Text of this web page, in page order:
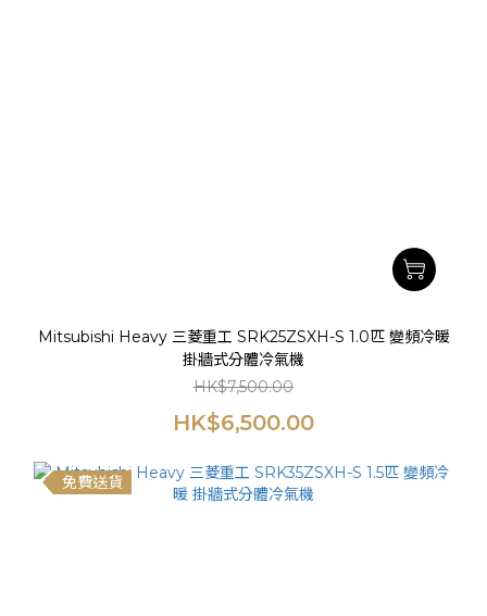
Mitsubishi Heavy 三菱重工 SRK25ZSXH-S 1.0匹 變頻冷暖
掛牆式分體冷氣機
HK$7,500.00
HK$6,500.00
免費送貨